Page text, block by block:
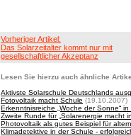
Vorheriger Artikel:
Das Solarzeitalter kommt nur mit
gesellschaftlicher Akzeptanz
Lesen Sie hierzu auch ähnliche
Aktivste Solarschule Deutschlands
Fotovoltaik macht Schule (19.10.2007)
Erkenntnisreiche „Woche der Sonne“
Zweite Runde für „Solarenergie macht
Photovoltaik als gutes Beispiel für
Klimadetektive in der Schule -